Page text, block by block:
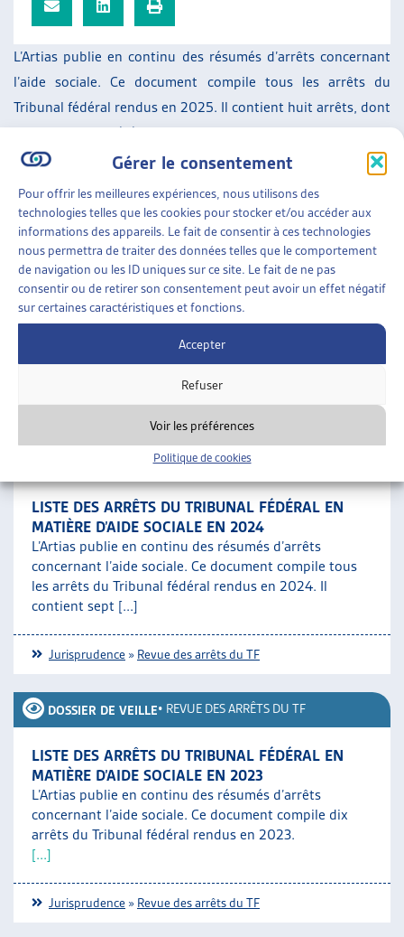
Gérer le consentement
Pour offrir les meilleures expériences, nous utilisons des
technologies telles que les cookies pour stocker et/ou accéder aux
informations des appareils. Le fait de consentir à ces technologies
nous permettra de traiter des données telles que le comportement
de navigation ou les ID uniques sur ce site. Le fait de ne pas
consentir ou de retirer son consentement peut avoir un effet négatif
sur certaines caractéristiques et fonctions.
Accepter
Refuser
Voir les préférences
Politique de cookies
L’Artias publie en continu des résumés d’arrêts concernant
l’aide sociale. Ce document compile tous les arrêts du
Tribunal fédéral rendus en 2025. Il contient huit arrêts, dont
aucun n’est suggéré pour publication.
Pendant la période passée sous revue, la Haute cour a traité
des sujets suivants :
dessaisissement de fortune ;
contribution de concubinage ;
domicile d’assistance d’un enfant qui ne vit pas chez
ses parents ;
caractère raisonnablement exigible de mesures
SUR LE MÊME THÈME…
DOSSIER DE VEILLE•REVUE DES ARRÊTS DU TF
LISTE DES ARRÊTS DU TRIBUNAL FÉDÉRAL EN
MATIÈRE D’AIDE SOCIALE EN 2024
L’Artias publie en continu des résumés d’arrêts
concernant l’aide sociale. Ce document compile tous
les arrêts du Tribunal fédéral rendus en 2024. Il
contient sept [...]
Jurisprudence » Revue des arrêts du TF
DOSSIER DE VEILLE• REVUE DES ARRÊTS DU TF
LISTE DES ARRÊTS DU TRIBUNAL FÉDÉRAL EN
MATIÈRE D’AIDE SOCIALE EN 2023
L’Artias publie en continu des résumés d’arrêts
concernant l’aide sociale. Ce document compile dix
arrêts du Tribunal fédéral rendus en 2023.
[...]
Jurisprudence » Revue des arrêts du TF